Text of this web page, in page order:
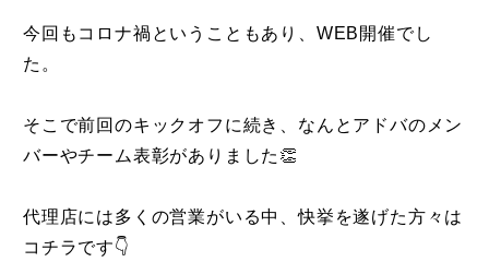
今回もコロナ禍ということもあり、WEB開催でし
た。
そこで前回のキックオフに続き、なんとアドバのメン
バーやチーム表彰がありました👏
代理店には多くの営業がいる中、快挙を遂げた方々は
コチラです👇